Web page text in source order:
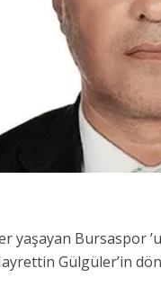
yaşayan Bursaspor
Gülgüler’in